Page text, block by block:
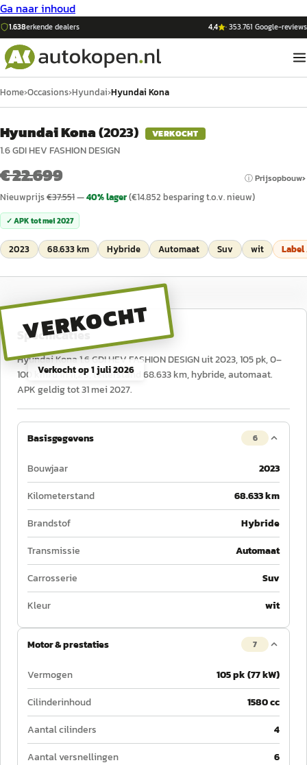
Ga naar inhoud
1.638erkende dealers 4,4 ·353.761 Google-reviews
Home›Occasions›Hyundai›Hyundai Kona
Hyundai Kona(2023) VERKOCHT
1.6 GDI HEV FASHION DESIGN
€ 22.699 ⓘ Prijsopbouw
Nieuwprijs€37.551—40% lager(€14.852 besparing t.o.v. nieuw)
✓ APK totmei 2027
2023 68.633 km Hybride Automaat Suv wit Label
VERKOCHT
Verkocht op1 juli 2026
Specificaties
Hyundai Kona 1.6 GDI HEV FASHION DESIGN uit 2023, 105 pk, 0–
100 km/u in 11,2 s, tellerstand 68.633 km, hybride, automaat.
APK geldig tot 31 mei 2027.
Basisgegevens 6
Bouwjaar
2023
Kilometerstand
68.633 km
Brandstof
Hybride
Transmissie
Automaat
Carrosserie
Suv
Kleur
wit
Motor & prestaties 7
Vermogen
105 pk (77 kW)
Cilinderinhoud
1580 cc
Aantal cilinders
4
Aantal versnellingen
6